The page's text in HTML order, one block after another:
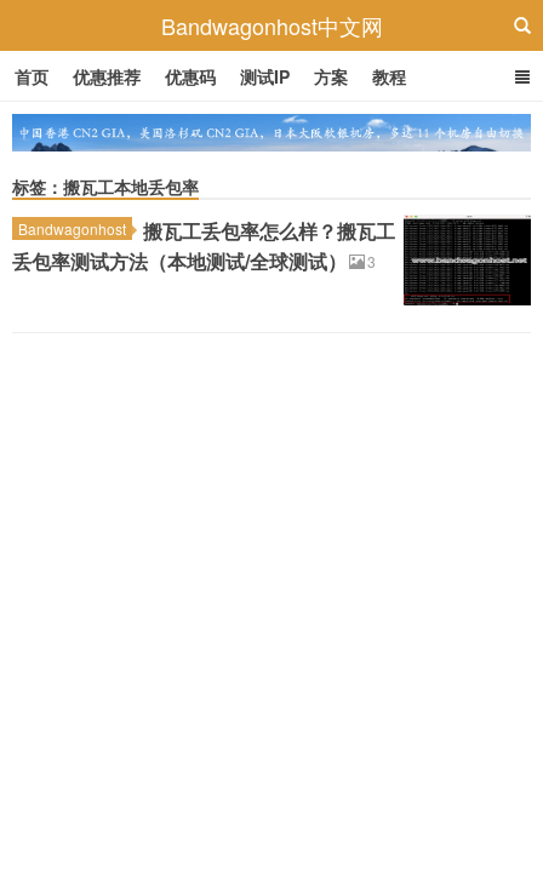
Bandwagonhost中文网
首页 优惠推荐 优惠码 测试IP 方案 教程
标签：搬瓦工本地丢包率
Bandwagonhost
搬瓦工丢包率怎么样？搬瓦工
丢包率测试方法（本地测试/全球测试）
3